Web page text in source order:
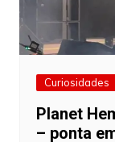
Curiosidades
Planet
– ponta